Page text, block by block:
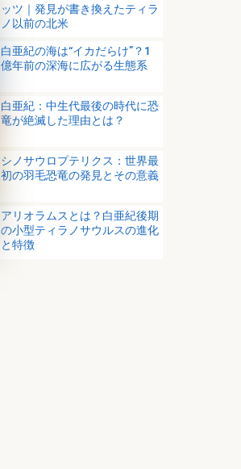
ッツ｜発見が書き換えたティラ
ノ以前の北米
白亜紀の海は“イカだらけ”？1
億年前の深海に広がる生態系
白亜紀：中生代最後の時代に恐
竜が絶滅した理由とは？
シノサウロプテリクス：世界最
初の羽毛恐竜の発見とその意義
アリオラムスとは？白亜紀後期
の小型ティラノサウルスの進化
と特徴